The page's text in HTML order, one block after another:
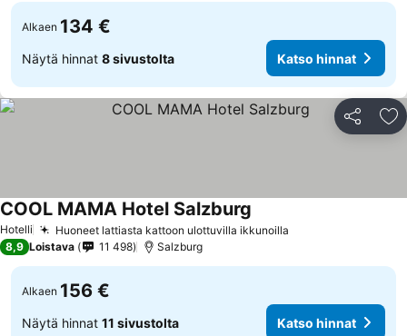
Alkaen 134 €
Näytä hinnat 8 sivustolta Katso hinnat
Jaa
Hotelli Huoneet lattiasta kattoon ulottuvilla ikkunoilla
COOL MAMA Hotel Salzburg
8,9 Loistava 11 498 Salzburg
Alkaen 156 €
Näytä hinnat 11 sivustolta Katso hinnat